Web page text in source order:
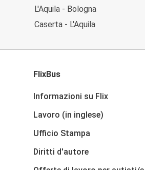
L'Aquila - Bologna
Caserta - L'Aquila
FlixBus
Informazioni su Flix
Lavoro (in inglese)
Ufficio Stampa
Diritti d'autore